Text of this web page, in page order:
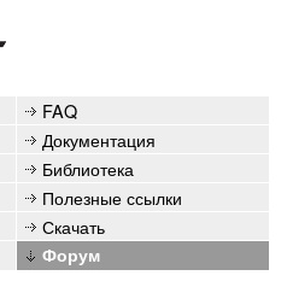
FAQ
Документация
Библиотека
Полезные ссылки
Скачать
Форум